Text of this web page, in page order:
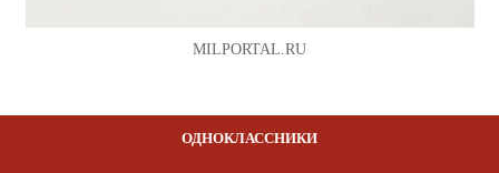
MILPORTAL.RU
ОДНОКЛАССНИКИ